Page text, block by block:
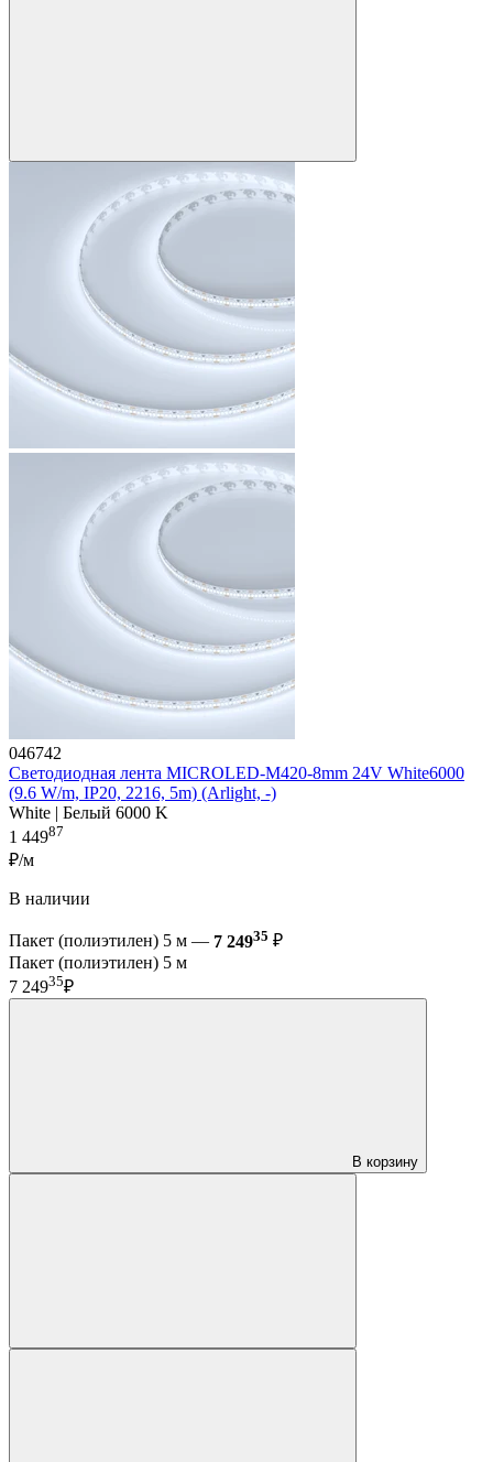
046742
Светодиодная лента MICROLED-M420-8mm 24V White6000
(9.6 W/m, IP20, 2216, 5m) (Arlight, -)
White | Белый 6000 K
1 44987
₽/м
В наличии
Пакет (полиэтилен) 5 м — 7 24935 ₽
Пакет (полиэтилен) 5 м
7 24935₽
В корзину